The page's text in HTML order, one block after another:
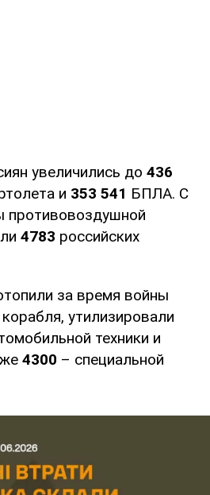
увеличились до 436
и 353 541 БПЛА. С
противовоздушной
4783 российских
за время войны
утилизировали
техники и
4300 – специальной